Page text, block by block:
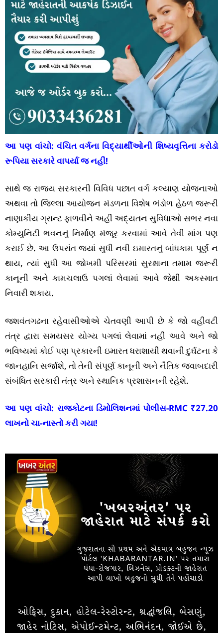
આ પણ વાંચો: વંચિત વર્ગના વિદ્યાર્થીઓની શિષ્યવૃત્તિના કરોડો
રૂપિયા સરકારે વાપર્યા જ નહીં!
સાથે જ રાજ્ય સરકારની વિવિધ પછાત વર્ગ કલ્યાણ યોજનાઓ
અથવા તો જિલ્લા આયોજન મંડળના વિશેષ ભંડોળ હેઠળ જરૂરી
નાણાકીય ગ્રાન્ટ ફાળવીને અહીં અદ્યતન સુવિધાઓ સભર નવા
કોમ્યુનિટી ભવનનું નિર્માણ મંજૂર કરવામાં આવે તેવી માંગ પણ
કરાઈ છે. આ ઉપરાંત જ્યાં સુધી નવી ઇમારતનું બાંધકામ પૂર્ણ ન
થાય, ત્યાં સુધી આ જોખમી પરિસરમાં સુરક્ષાના તમામ જરૂરી
કાનૂની અને કામચલાઉ પગલાં લેવામાં આવે જેથી અકસ્માત
નિવારી શકાય.
જશવંતગઢના રહેવાસીઓએ ચેતવણી આપી છે કે જો વહીવટી
તંત્ર દ્વારા સમયસર યોગ્ય પગલાં લેવામાં નહીં આવે અને જો
ભવિષ્યમાં કોઈ પણ પ્રકારની ઇમારત ધરાશાયી થવાની દુર્ઘટના કે
જાનહાનિ સર્જાશે, તો તેની સંપૂર્ણ કાનૂની અને નૈતિક જવાબદારી
સંબંધિત સરકારી તંત્ર અને સ્થાનિક પ્રશાસનની રહેશે.
આ પણ વાંચો: રાજકોટના ડિમોલિશનમાં પોલીસ-RMC ₹27.20
લાખનો ચા-નાસ્તો કરી ગયા!